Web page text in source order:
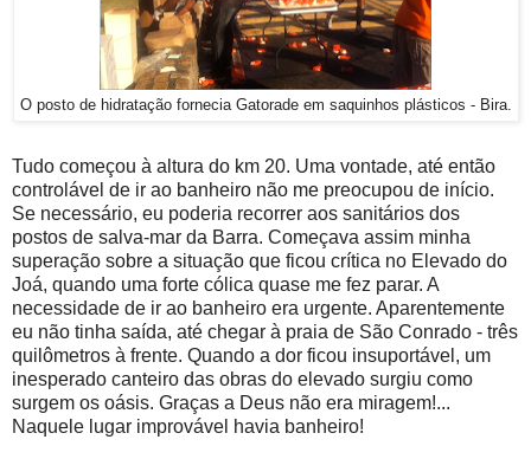
O posto de hidratação fornecia Gatorade em saquinhos plásticos - Bira.
Tudo começou à altura do km 20. Uma vontade, até então
controlável de ir ao banheiro não me preocupou de início.
Se necessário, eu poderia recorrer aos sanitários dos
postos de salva-mar da Barra. Começava assim minha
superação sobre a situação que ficou crítica no Elevado do
Joá, quando uma forte cólica quase me fez parar. A
necessidade de ir ao banheiro era urgente. Aparentemente
eu não tinha saída, até chegar à praia de São Conrado - três
quilômetros à frente. Quando a dor ficou insuportável, um
inesperado canteiro das obras do elevado surgiu como
surgem os oásis. Graças a Deus não era miragem!...
Naquele lugar improvável havia banheiro!